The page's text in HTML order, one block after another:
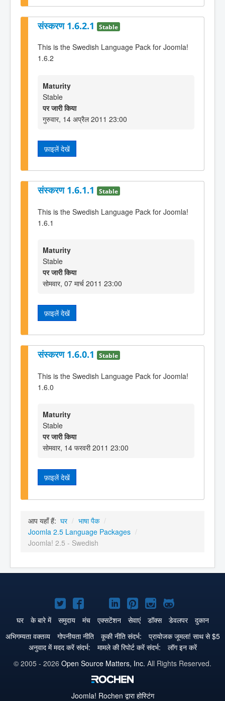
संस्करण 1.6.2.1 Stable
This is the Swedish Language Pack for Joomla!
1.6.2
Maturity
Stable
पर जारी किया
गुरुवार, 14 अप्रैल 2011 23:00
फ़ाइलें देखें
संस्करण 1.6.1.1 Stable
This is the Swedish Language Pack for Joomla!
1.6.1
Maturity
Stable
पर जारी किया
सोमवार, 07 मार्च 2011 23:00
फ़ाइलें देखें
संस्करण 1.6.0.1 Stable
This is the Swedish Language Pack for Joomla!
1.6.0
Maturity
Stable
पर जारी किया
सोमवार, 14 फरवरी 2011 23:00
फ़ाइलें देखें
आप यहाँ हैं: घर / भाषा पैक /
Joomla 2.5 Language Packages /
Joomla! 2.5 - Swedish
Joomla!
Twitter
पे
Joomla!
Facebook
पे
Joomla!
GitHub
Joomla!
LinkedIn
पे
Joomla!
Pinterest
पे
Joomla!
Instagram
पे
Joomla!
GitHub
पे
घर के बारे में समुदाय मंच एक्सटेंशन सेवाएं डॉक्स डेवलपर
दुकान
अभिगम्यता वक्तव्य
गोपनीयता नीति कूकी नीति संदर्भ:
प्रायोजक जूमला! साथ से $5
अनुवाद में मदद करें संदर्भ:
मामले की रिपोर्ट करें संदर्भ:
लॉग इन करें
© 2005 - 2026 Open Source Matters, Inc. All Rights Reserved.
Joomla! Rochen द्वारा होस्टिंग